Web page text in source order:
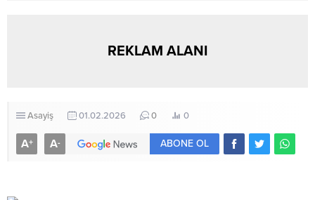
REKLAM ALANI
Asayiş 01.02.2026 0 0
A+ A- ABONE OL